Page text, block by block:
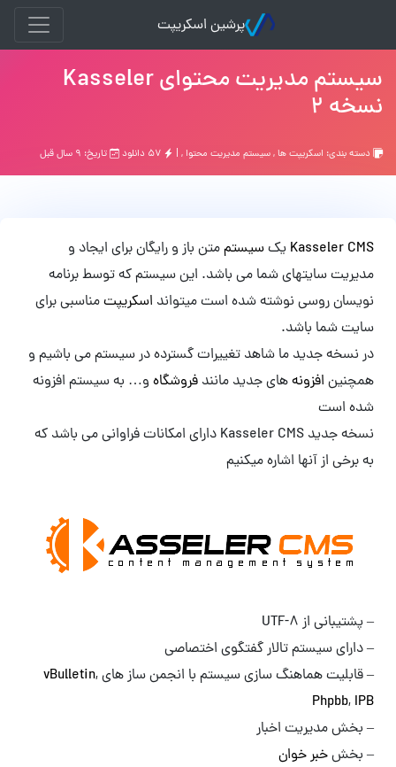
پرشین اسکریپت
سیستم مدیریت محتوای Kasseler
نسخه 2
دسته بندی: اسکریپت ها,سیستم مدیریت محتوا , | تاریخ: ۹ سال قبل
Kasseler CMS یکسیستممتن باز و رایگان برای ایجاد و
مدیریت سایتهای شما می باشد. این سیستم که توسط برنامه
نویسان روسی نوشته شده است میتواند اسکریپتمناسبی برای
سایت شما باشد.
در نسخه جدید ما شاهد تغییرات گسترده در سیستم می باشیم و
همچنین افزونههای جدید مانند فروشگاه و… به سیستم افزونه
شده است
نسخه جدید Kasseler CMS دارای امکانات فراوانی می باشد که
به برخی از آنها اشاره میکنیم
– پشتیبانی از UTF-8
– دارای سیستم تالار گفتگوی اختصاصی
– قابلیت هماهنگ سازی سیستم با انجمن ساز های vBulletin,
Phpbb, IPB
– بخش مدیریت اخبار
– بخشخبر خوان